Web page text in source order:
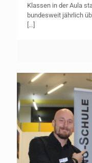
Klassen in der Aula
bundesweit jährlich
[…]